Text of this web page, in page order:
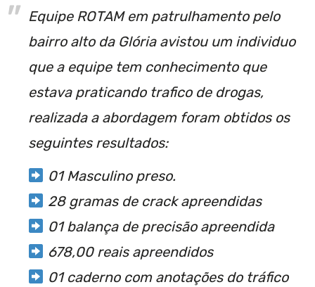
Equipe ROTAM em patrulhamento pelo
bairro alto da Glória avistou um individuo
que a equipe tem conhecimento que
estava praticando trafico de drogas,
realizada a abordagem foram obtidos os
seguintes resultados:
01 Masculino preso.
28 gramas de crack apreendidas
01 balança de precisão apreendida
678,00 reais apreendidos
01 caderno com anotações do tráfico